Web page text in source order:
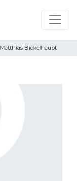
Matthias Bickelhaupt